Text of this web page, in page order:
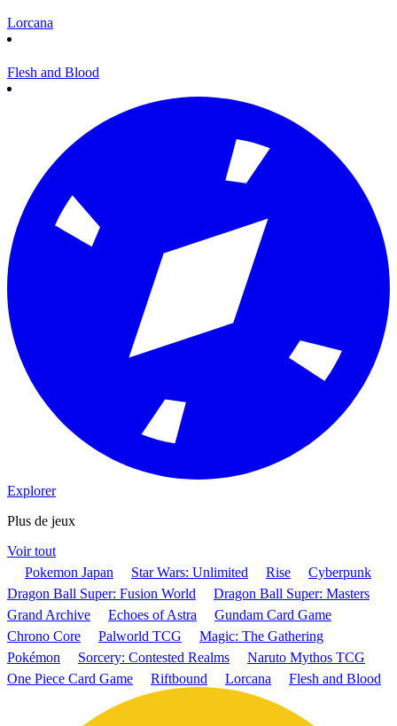
Lorcana
Flesh and Blood
Explorer
Plus de jeux
Voir tout
Pokemon Japan
Star Wars: Unlimited Rise
Cyberpunk
Dragon Ball Super: Fusion World
Dragon Ball Super: Masters
Grand Archive
Echoes of Astra
Gundam Card Game
Chrono Core
Palworld TCG
Magic: The Gathering
Pokémon
Sorcery: Contested Realms
Naruto Mythos TCG
One Piece Card Game
Riftbound Lorcana Flesh and Blood